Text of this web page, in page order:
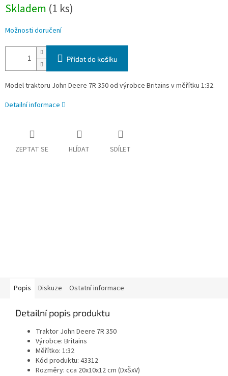
cena:
Skladem (1 ks)
Možnosti doručení
Přidat do košíku
Model traktoru John Deere 7R 350od výrobce Britains v měřítku 1:32.
Detailní informace
ZEPTAT SE HLÍDAT SDÍLET
Popis Diskuze Ostatní informace
Detailní popis produktu
Traktor John Deere 7R 350
Výrobce: Britains
Měřítko: 1:32
Kód produktu: 43312
Rozměry: cca 20x10x12 cm (DxŠxV)